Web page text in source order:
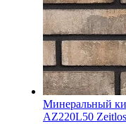
Минеральный
AZ220L50